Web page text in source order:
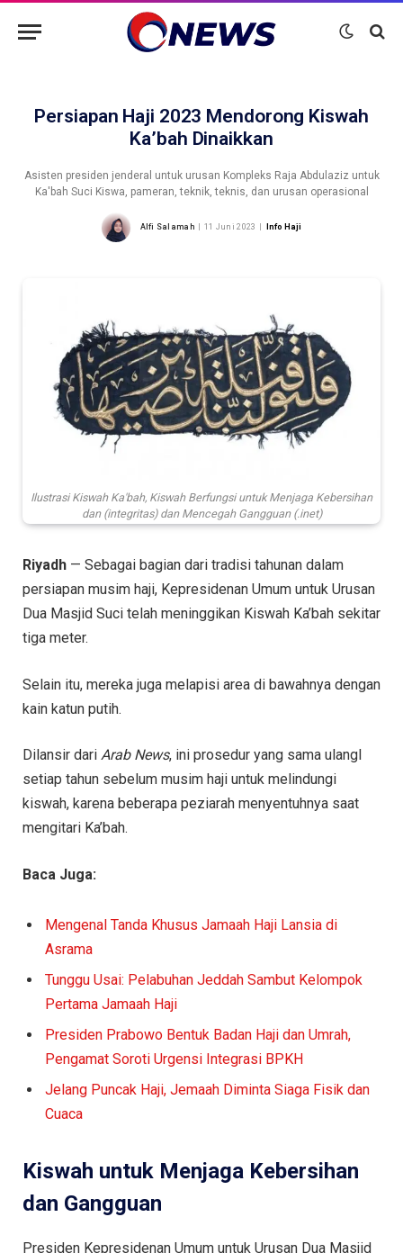
Persiapan Haji 2023 Mendorong Kiswah
Ka’bah Dinaikkan
Asisten presiden jenderal untuk urusan Kompleks Raja Abdulaziz untuk
Ka'bah Suci Kiswa, pameran, teknik, teknis, dan urusan operasional
Alfi Salamah 11 Juni 2023 Info Haji
Ilustrasi Kiswah Ka'bah, Kiswah Berfungsi untuk Menjaga Kebersihan
dan (integritas) dan Mencegah Gangguan (.inet)
Riyadh — Sebagai bagian dari tradisi tahunan dalam
persiapan musim haji, Kepresidenan Umum untuk Urusan
Dua Masjid Suci telah meninggikan Kiswah Ka’bah sekitar
tiga meter.
Selain itu, mereka juga melapisi area di bawahnya dengan
kain katun putih.
Dilansir dari Arab News, ini prosedur yang sama ulangI
setiap tahun sebelum musim haji untuk melindungi
kiswah, karena beberapa peziarah menyentuhnya saat
mengitari Ka’bah.
Baca Juga:
Mengenal Tanda Khusus Jamaah Haji Lansia di
Asrama
Tunggu Usai: Pelabuhan Jeddah Sambut Kelompok
Pertama Jamaah Haji
Presiden Prabowo Bentuk Badan Haji dan Umrah,
Pengamat Soroti Urgensi Integrasi BPKH
Jelang Puncak Haji, Jemaah Diminta Siaga Fisik dan
Cuaca
Kiswah untuk Menjaga Kebersihan
dan Gangguan
Presiden Kepresidenan Umum untuk Urusan Dua Masjid